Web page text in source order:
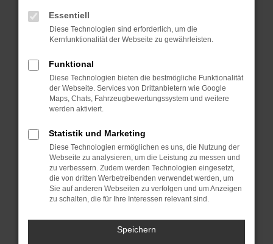
Prüfe deine Browsererweiterungen.
Manche Erweiterungen, wie Werbeblocker,
können das Laden bestimmter Seiten
anderen Browser oder in einem privaten
Fenster?
Starte dein Gerät neu.
vorübergehende Probleme zu beheben.
Stelle sicher, dass dein Browser und dein
Betriebssystem auf dem neuesten Stand
sind.
Veraltete Software birgt nicht nur ein
führen, dass bestimmte Funktionen nicht
Essentiell
Diese Technologien sind erforderlich, um die
Kernfunktionalität der Webseite zu gewährleisten.
Funktional
Diese Technologien bieten die bestmögliche Funktionalität
der Webseite. Services von Drittanbietern wie Google
Maps, Chats, Fahrzeugbewertungssystem und weitere
werden aktiviert.
Statistik und Marketing
Diese Technologien ermöglichen es uns, die Nutzung der
Webseite zu analysieren, um die Leistung zu messen und
zu verbessern. Zudem werden Technologien eingesetzt,
die von dritten Werbetreibenden verwendet werden, um
Sie auf anderen Webseiten zu verfolgen und um Anzeigen
zu schalten, die für Ihre Interessen relevant sind.
Speichern